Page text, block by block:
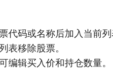
代码或名称后加入当前
表移除股票。
编辑买入价和持仓数量。